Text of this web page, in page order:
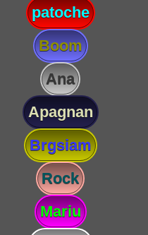
patoche
Boom
Ana
Apagnan
Brgsiam
Rock
Mariu